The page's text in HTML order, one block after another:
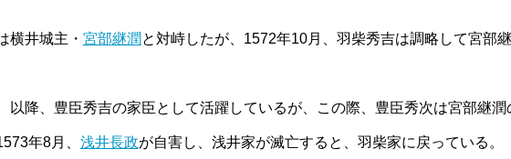
横井城主・ 宮部継潤と対峙したが、1572年10月、羽柴秀吉は調略して宮部
以降、豊臣秀吉の家臣として活躍しているが、この際、豊臣秀次は宮部継潤
年8月、 浅井長政が自害し、浅井家が滅亡すると、羽柴家に戻っている。